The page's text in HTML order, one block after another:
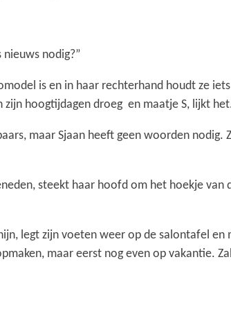
nieuws nodig?”
is en in haar rechterhand houdt ze
hoogtijdagen droeg en maatje S, lijkt
maar Sjaan heeft geen woorden
steekt haar hoofd om het hoekje van
legt zijn voeten weer op de salontafel en
maar eerst nog even op vakantie.